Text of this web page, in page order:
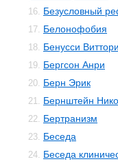
16. Безусловный
17. Белонофобия
18. Бенусси
19. Бергсон Анри
20. Берн Эрик
21. Бернштейн
22. Бертранизм
23. Беседа
24. Беседа